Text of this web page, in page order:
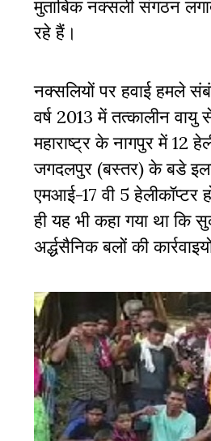
मुताबिक नक्सली संगठन
रहे हैं।
नक्सलियों पर हवाई हमले
वर्ष 2013 में तत्कालीन
महाराष्ट्र के नागपुर में 12
जगदलपुर (बस्तर) के बडे
एमआई-17 वी 5
ही यह भी कहा गया था कि
अर्द्धसैनिक बलों की